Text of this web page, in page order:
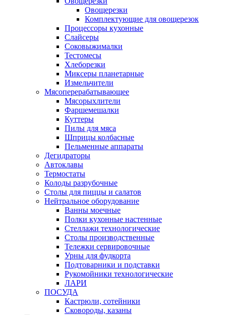
Овощерезки
Комплектующие для овощерезок
Процессоры кухонные
Слайсеры
Соковыжималки
Тестомесы
Хлеборезки
Миксеры планетарные
Измельчители
Мясоперерабатывающее
Мясорыхлители
Фаршемешалки
Куттеры
Пилы для мяса
Шприцы колбасные
Пельменные аппараты
Дегидраторы
Автоклавы
Термостаты
Колоды разрубочные
Столы для пиццы и салатов
Нейтральное оборудование
Ванны моечные
Полки кухонные настенные
Стеллажи технологические
Столы производственные
Тележки сервировочные
Урны для фудкорта
Подтоварники и подставки
Рукомойники технологические
ЛАРИ
ПОСУДА
Кастрюли, сотейники
Сковороды, казаны